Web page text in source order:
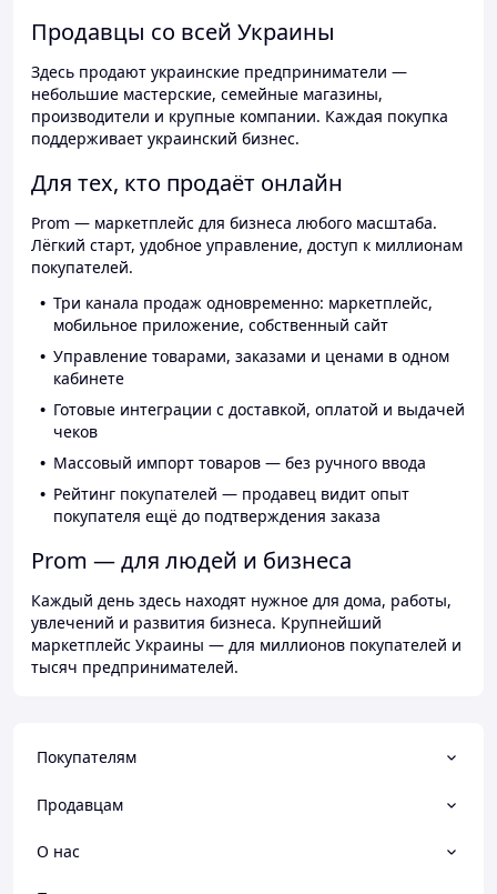
Продавцы со всей Украины
Здесь продают украинские предприниматели —
небольшие мастерские, семейные магазины,
производители и крупные компании. Каждая покупка
поддерживает украинский бизнес.
Для тех, кто продаёт онлайн
Prom — маркетплейс для бизнеса любого масштаба.
Лёгкий старт, удобное управление, доступ к миллионам
покупателей.
Три канала продаж одновременно: маркетплейс,
мобильное приложение, собственный сайт
Управление товарами, заказами и ценами в одном
кабинете
Готовые интеграции с доставкой, оплатой и выдачей
чеков
Массовый импорт товаров — без ручного ввода
Рейтинг покупателей — продавец видит опыт
покупателя ещё до подтверждения заказа
Prom — для людей и бизнеса
Каждый день здесь находят нужное для дома, работы,
увлечений и развития бизнеса. Крупнейший
маркетплейс Украины — для миллионов покупателей и
тысяч предпринимателей.
Покупателям
Продавцам
О нас